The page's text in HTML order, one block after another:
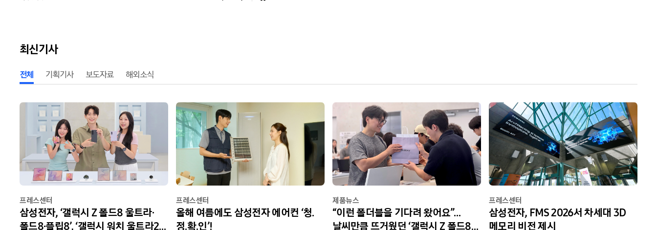
최신기사
전체 기획기사 보도자료 해외소식
프레스센터
삼성전자, ‘갤럭시 Z 폴드8 울트라·
폴드8·플립8’, ‘갤럭시 워치 울트라2·
프레스센터
올해 여름에도 삼성전자 에어컨 ‘청.
정.확.인’!
제품뉴스
“이런 폴더블을 기다려 왔어요”…
날씨만큼 뜨거웠던 ‘갤럭시 Z 폴드8
프레스센터
삼성전자, FMS 2026서 차세대 3D
메모리 비전 제시